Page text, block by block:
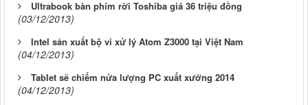
Ultrabook bàn phím rời Toshiba giá 36 triệu đồng
(03/12/2013)
Intel sản xuất bộ vi xử lý Atom Z3000 tại Việt Nam
(04/12/2013)
Tablet sẽ chiếm nửa lượng PC xuất xưởng 2014
(04/12/2013)